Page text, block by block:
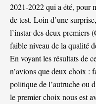
2021-2022 qui a été, pour
de test. Loin d’une
l’instar des deux premiers
faible niveau de la qualité
En voyant les résultats de
n’avions que deux choix :
politique de l’autruche ou
le premier choix nous est